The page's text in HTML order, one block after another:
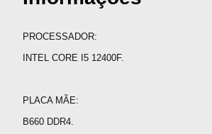
PROCESSADOR:
INTEL CORE I5 12400F.
PLACA MÃE:
B660 DDR4.